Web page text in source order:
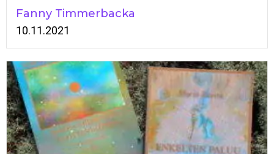
Fanny Timmerbacka
10.11.2021